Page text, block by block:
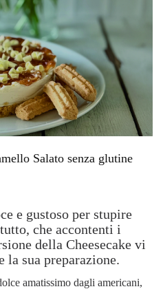
Salato senza glutine
e gustoso per stupire
che accontenti i
della Cheesecake vi
la sua preparazione.
amatissimo dagli americani,